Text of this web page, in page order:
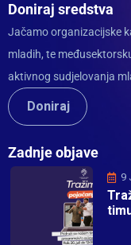
Doniraj sredstva
Jačamo organizacijske
mladih, te
aktivnog sudjelovanja
Doniraj
Zadnje objave
9